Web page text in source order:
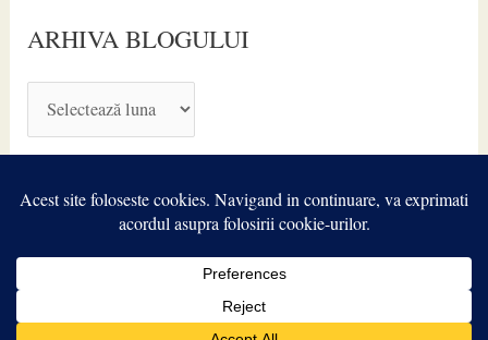
ARHIVA BLOGULUI
R
I
TIROIDA.ro | Powered by
Theme